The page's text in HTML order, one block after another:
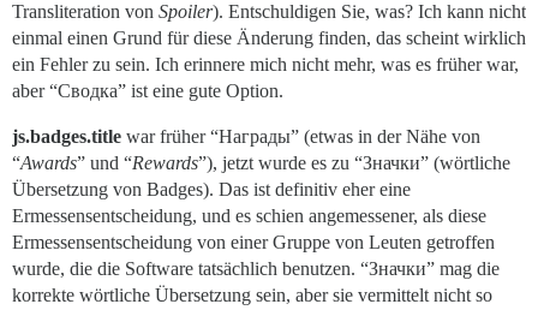
Transliteration von Spoiler). Entschuldigen Sie, was? Ich kann nicht
einmal einen Grund für diese Änderung finden, das scheint wirklich
ein Fehler zu sein. Ich erinnere mich nicht mehr, was es früher war,
aber “Сводка” ist eine gute Option.
js.badges.title war früher “Награды” (etwas in der Nähe von
“Awards” und “Rewards”), jetzt wurde es zu “Значки” (wörtliche
Übersetzung von Badges). Das ist definitiv eher eine
Ermessensentscheidung, und es schien angemessener, als diese
Ermessensentscheidung von einer Gruppe von Leuten getroffen
wurde, die die Software tatsächlich benutzen. “Значки” mag die
korrekte wörtliche Übersetzung sein, aber sie vermittelt nicht so